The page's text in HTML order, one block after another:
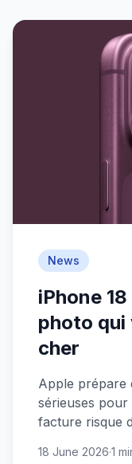
News
iPhone
photo
cher
Apple prépare
sérieuses pour
facture risque
18 June 2026·1